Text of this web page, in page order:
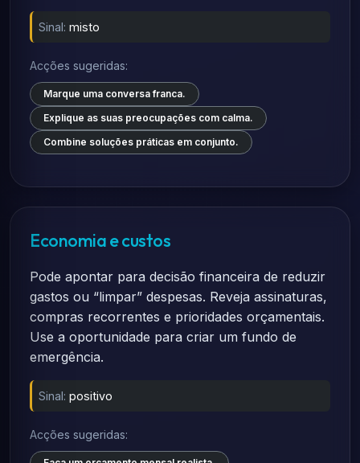
Sinal: misto
Acções sugeridas:
Marque uma conversa franca.
Explique as suas preocupações com calma.
Combine soluções práticas em conjunto.
Economia e custos
Pode apontar para decisão financeira de reduzir
gastos ou “limpar” despesas. Reveja assinaturas,
compras recorrentes e prioridades orçamentais.
Use a oportunidade para criar um fundo de
emergência.
Sinal: positivo
Acções sugeridas: